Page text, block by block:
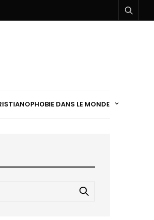
DANS LE MONDE